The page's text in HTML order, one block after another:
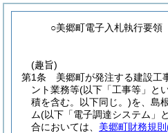
○美郷町電子入札執行要領
(趣旨)
第1条
美郷町が発注する建設工
ント業務等(以下「工事等」と
積を含む。以下同じ。)を、島
ム(以下「電子調達システム」
合においては、 美郷町財務規則